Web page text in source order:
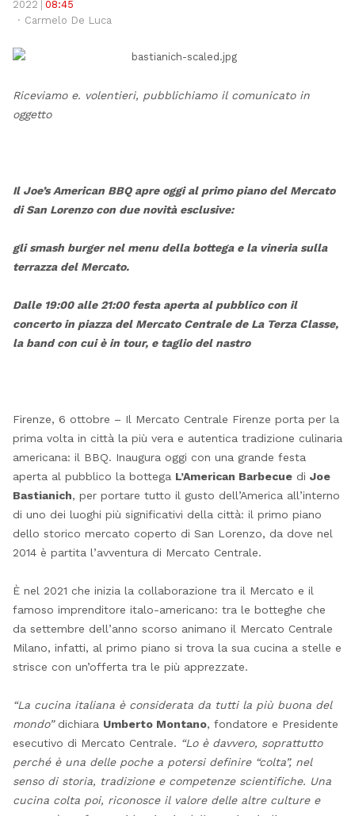
2022
08:45
Author
Carmelo De Luca
Riceviamo e. volentieri, pubblichiamo il comunicato in
oggetto
Il Joe’s American BBQ apre oggi al primo piano del Mercato
di San Lorenzo con due novità esclusive:
gli smash burger nel menu della bottega e la vineria sulla
terrazza del Mercato.
Dalle 19:00 alle 21:00 festa aperta al pubblico con il
concerto in piazza del Mercato Centrale de La Terza Classe,
la band con cui è in tour, e taglio del nastro
Firenze, 6 ottobre – Il Mercato Centrale Firenze porta per la
prima volta in città la più vera e autentica tradizione culinaria
americana: il BBQ. Inaugura oggi con una grande festa
aperta al pubblico la bottega L’American Barbecuedi Joe
Bastianich, per portare tutto il gusto dell’America all’interno
di uno dei luoghi più significativi della città: il primo piano
dello storico mercato coperto di San Lorenzo, da dove nel
2014 è partita l’avventura di Mercato Centrale.
È nel 2021 che inizia la collaborazione tra il Mercato e il
famoso imprenditore italo-americano: tra le botteghe che
da settembre dell’anno scorso animano il Mercato Centrale
Milano, infatti, al primo piano si trova la sua cucina a stelle e
strisce con un’offerta tra le più apprezzate.
“La cucina italiana è considerata da tutti la più buona del
mondo”dichiara Umberto Montano, fondatore e Presidente
esecutivo di Mercato Centrale. “Lo è davvero, soprattutto
perché è una delle poche a potersi definire “colta”, nel
senso di storia, tradizione e competenze scientifiche. Una
cucina colta poi, riconosce il valore delle altre culture e